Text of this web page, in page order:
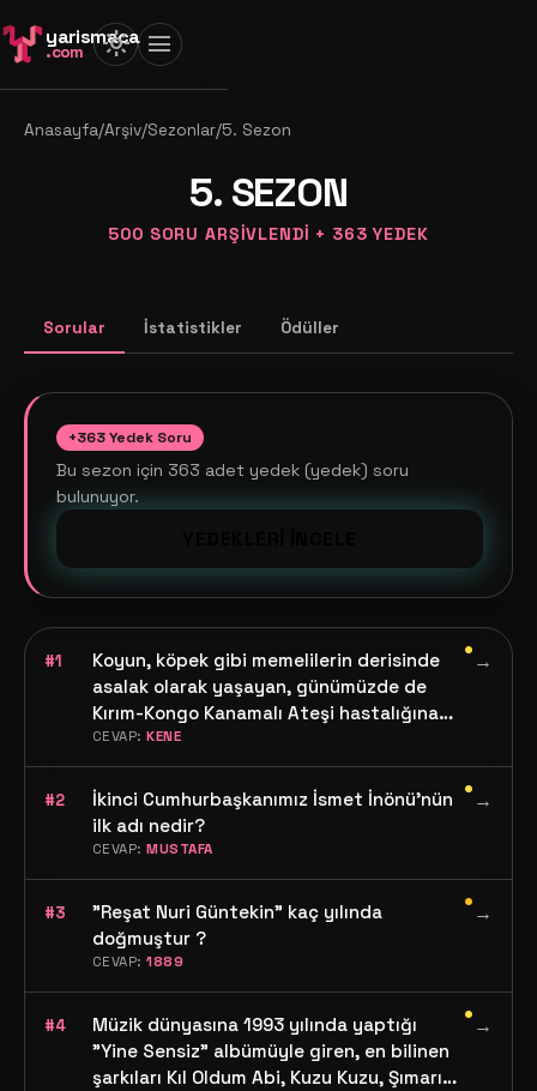
yarismaca
.com light_mode menu
Anasayfa/Arşiv/Sezonlar/5. Sezon
5. SEZON
500 SORU ARŞIVLENDI + 363 YEDEK
Sorular İstatistikler Ödüller
+363 Yedek Soru
Bu sezon için 363 adet yedek (yedek) soru
bulunuyor.
#1
Koyun, köpek gibi memelilerin derisinde
asalak olarak yaşayan, günümüzde de
Kırım-Kongo Kanamalı Ateşi hastalığına
neden olan hayvanın adı nedir?
CEVAP:KENE
•→
#2
İkinci Cumhurbaşkanımız İsmet İnönü'nün
ilk adı nedir?
CEVAP:MUSTAFA
•→
#3
"Reşat Nuri Güntekin" kaç yılında
doğmuştur ?
CEVAP:1889
•→
#4
Müzik dünyasına 1993 yılında yaptığı
"Yine Sensiz" albümüyle giren, en bilinen
şarkıları Kıl Oldum Abi, Kuzu Kuzu, Şımarık
•→